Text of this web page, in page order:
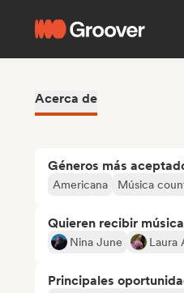
Acerca de
Géneros más
Americana Música
Quieren recibir
Nina June Laura
Principales